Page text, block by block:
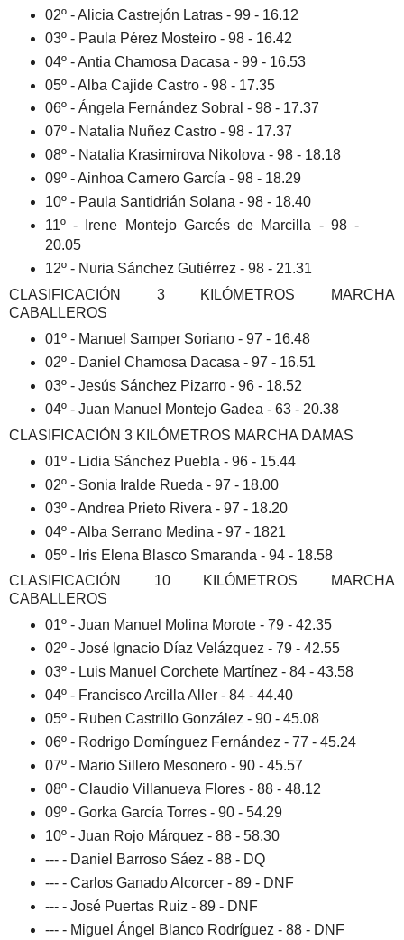
02º - Alicia Castrejón Latras - 99 - 16.12
03º - Paula Pérez Mosteiro - 98 - 16.42
04º - Antia Chamosa Dacasa - 99 - 16.53
05º - Alba Cajide Castro - 98 - 17.35
06º - Ángela Fernández Sobral - 98 - 17.37
07º - Natalia Nuñez Castro - 98 - 17.37
08º - Natalia Krasimirova Nikolova - 98 - 18.18
09º - Ainhoa Carnero García - 98 - 18.29
10º - Paula Santidrián Solana - 98 - 18.40
11º - Irene Montejo Garcés de Marcilla - 98 -
20.05
12º - Nuria Sánchez Gutiérrez - 98 - 21.31
CLASIFICACIÓN 3 KILÓMETROS MARCHA
CABALLEROS
01º - Manuel Samper Soriano - 97 - 16.48
02º - Daniel Chamosa Dacasa - 97 - 16.51
03º - Jesús Sánchez Pizarro - 96 - 18.52
04º - Juan Manuel Montejo Gadea - 63 - 20.38
CLASIFICACIÓN 3 KILÓMETROS MARCHA DAMAS
01º - Lidia Sánchez Puebla - 96 - 15.44
02º - Sonia Iralde Rueda - 97 - 18.00
03º - Andrea Prieto Rivera - 97 - 18.20
04º - Alba Serrano Medina - 97 - 1821
05º - Iris Elena Blasco Smaranda - 94 - 18.58
CLASIFICACIÓN 10 KILÓMETROS MARCHA
CABALLEROS
01º - Juan Manuel Molina Morote - 79 - 42.35
02º - José Ignacio Díaz Velázquez - 79 - 42.55
03º - Luis Manuel Corchete Martínez - 84 - 43.58
04º - Francisco Arcilla Aller - 84 - 44.40
05º - Ruben Castrillo González - 90 - 45.08
06º - Rodrigo Domínguez Fernández - 77 - 45.24
07º - Mario Sillero Mesonero - 90 - 45.57
08º - Claudio Villanueva Flores - 88 - 48.12
09º - Gorka García Torres - 90 - 54.29
10º - Juan Rojo Márquez - 88 - 58.30
--- - Daniel Barroso Sáez - 88 - DQ
--- - Carlos Ganado Alcorcer - 89 - DNF
--- - José Puertas Ruiz - 89 - DNF
--- - Miguel Ángel Blanco Rodríguez - 88 - DNF